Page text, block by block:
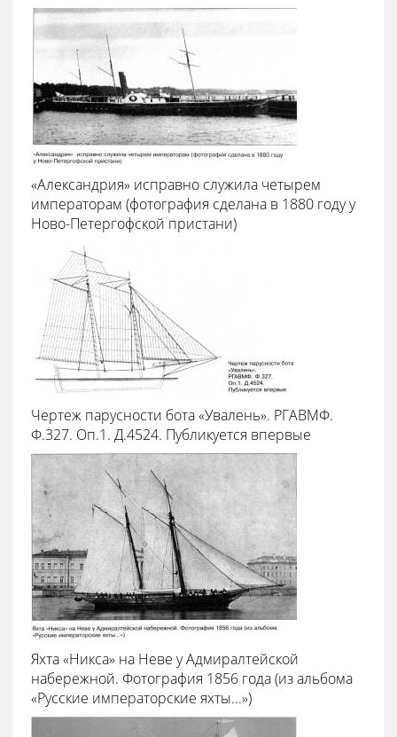
«Александрия» исправно служила четырем
императорам (фотография сделана в 1880 году у
Ново-Петергофской пристани)
Чертеж парусности бота «Увалень». РГАВМФ.
Ф.327. Оп.1. Д.4524. Публикуется впервые
Яхта «Никса» на Неве у Адмиралтейской
набережной. Фотография 1856 года (из альбома
«Русские императорские яхты...»)